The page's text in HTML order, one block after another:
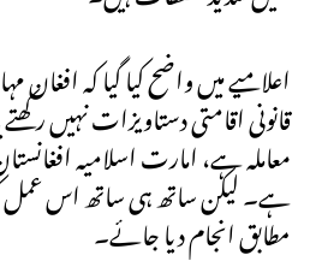
اعلامیے میں واضح کیا گیا کہ
قانونی اقامتی دستاویزات نہیں رکھتے
معاملہ ہے، امارت اسلامیہ
ہے۔ لیکن ساتھ ہی ساتھ اس عمل
مطابق انجام دیا جائے۔